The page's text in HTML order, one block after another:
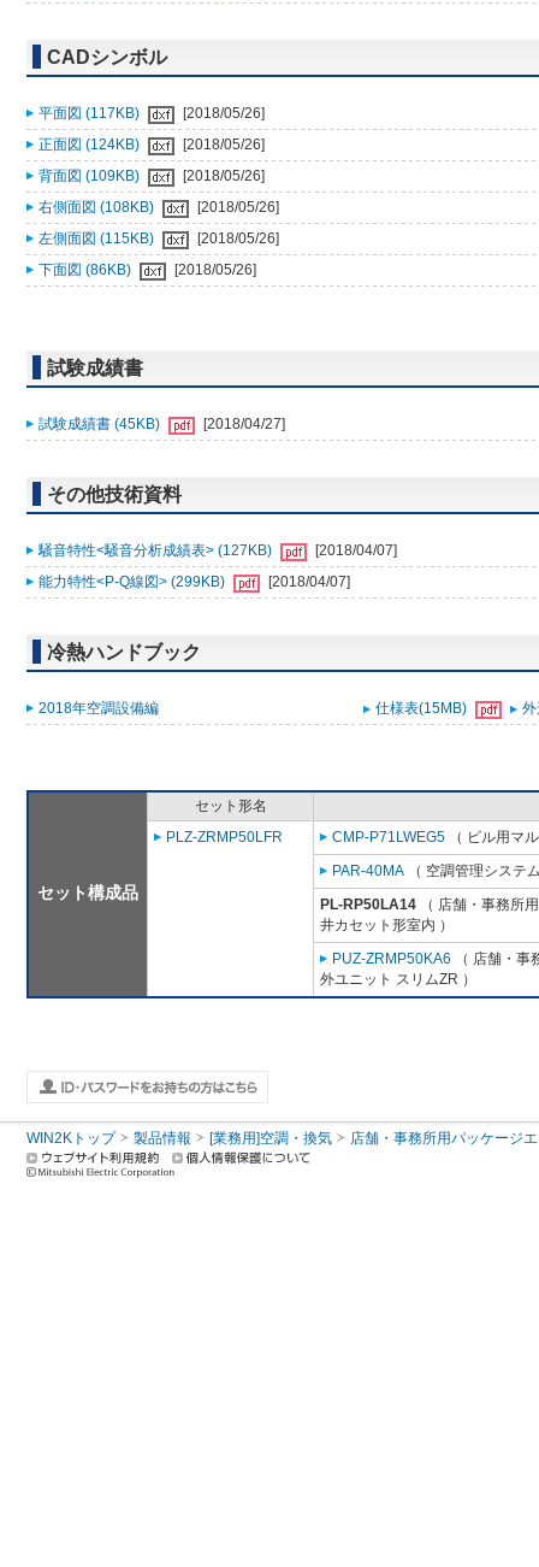
CADシンボル
平面図 (117KB)
[2018/05/26]
正面図 (124KB)
[2018/05/26]
背面図 (109KB)
[2018/05/26]
右側面図 (108KB)
[2018/05/26]
左側面図 (115KB)
[2018/05/26]
下面図 (86KB)
[2018/05/26]
試験成績書
試験成績書 (45KB) [2018/04/27]
その他技術資料
騒音特性<騒音分析成績表> (127KB)
[2018/04/07]
能力特性<P-Q線図> (299KB)
[2018/04/07]
冷熱ハンドブック
2018年空調設備編 仕様表(15MB)
セット構成品
セット形名
PLZ-ZRMP50LFR
CMP-P71LWEG5 （ ビル用マ
PAR-40MA （ 空調管理システ
PL-RP50LA14 （ 店舗・事務所
井カセット形室内 ）
PUZ-ZRMP50KA6 （ 店舗・事
外ユニット スリムZR ）
WIN2Kトップ 製品情報 [業務用]空調・換気 店舗・事務所用パッケージ